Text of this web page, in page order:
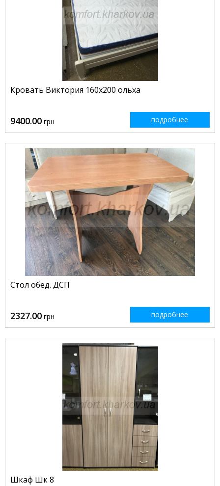
Кровать Виктория 160x200 ольха
9400.00 грн подробнее
Стол обед. ДСП
2327.00 грн подробнее
Шкаф Шк 8